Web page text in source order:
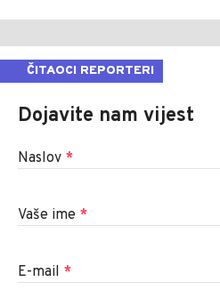
ČITAOCI REPORTERI
Dojavite nam vijest
Naslov *
Vaše ime *
E-mail *